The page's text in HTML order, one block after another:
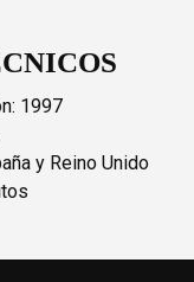
1997
y Reino Unido